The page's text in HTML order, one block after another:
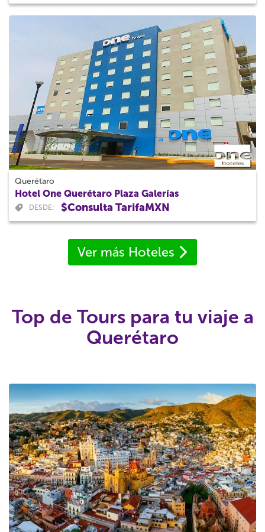
Querétaro
Hotel One Querétaro Plaza Galerías
DESDE: $Consulta TarifaMXN
Ver más Hoteles
Top de Tours para tu viaje a
Querétaro